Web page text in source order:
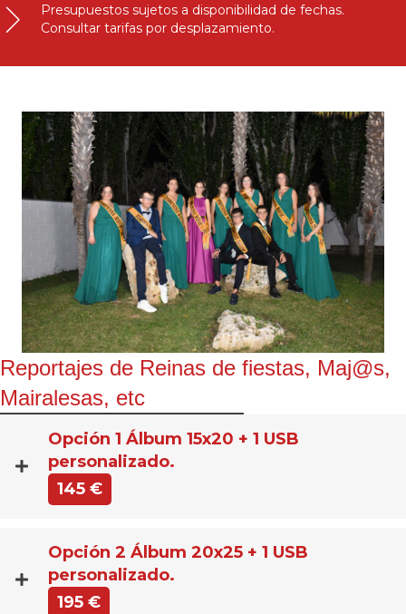
Presupuestos sujetos a disponibilidad de fechas.
Consultar tarifas por desplazamiento.
Reportajes de Reinas de fiestas, Maj@s,
Mairalesas, etc
Opción 1 Álbum 15x20 + 1 USB
personalizado.
145 €
Opción 2 Álbum 20x25 + 1 USB
personalizado.
195 €